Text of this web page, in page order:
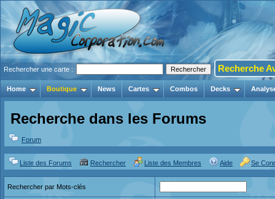
Rechercher une carte : Recherche
Home Boutique News Cartes Combos Decks
Recherche dans les Forums
Forum
Liste des Forums Rechercher Liste des Membres Aide Se
Rechercher par Mots-clés